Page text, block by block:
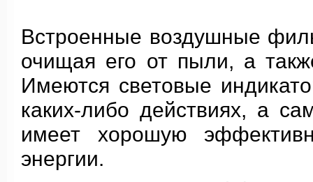
Встроенные воздушные
очищая его от пыли, а
Имеются световые
каких-либо действиях, а
имеет хорошую
энергии.